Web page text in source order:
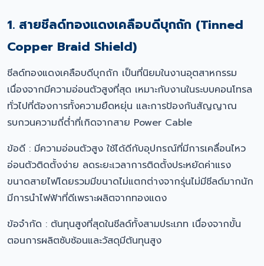
1. สายชีลด์ทองแดงเคลือบดีบุกถัก (Tinned
Copper Braid Shield)
ชีลด์ทองแดงเคลือบดีบุกถัก เป็นที่นิยมในงานอุตสาหกรรม
เนื่องจากมีความอ่อนตัวสูงที่สุด เหมาะกับงานในระบบคอนโทรล
ทั่วไปที่ต้องการทั้งความยืดหยุ่น และการป้องกันสัญญาณ
รบกวนความถี่ต่ำที่เกิดจากสาย Power Cable
ข้อดี : มีความอ่อนตัวสูง ใช้ได้ดีกับอุปกรณ์ที่มีการเคลื่อนไหว
อ่อนตัวติดตั้งง่าย ลดระยะเวลาการติดตั้งประหยัดค่าแรง
ขนาดสายไฟโดยรวมมีขนาดไม่แตกต่างจากรุ่นไม่มีชีลด์มากนัก
มีการนำไฟฟ้าที่ดีเพราะผลิตจากทองแดง
ข้อจำกัด : ต้นทุนสูงที่สุดในชีลด์ทั้งสามประเภท เนื่องจากขั้น
ตอนการผลิตซับซ้อนและวัสดุมีต้นทุนสูง